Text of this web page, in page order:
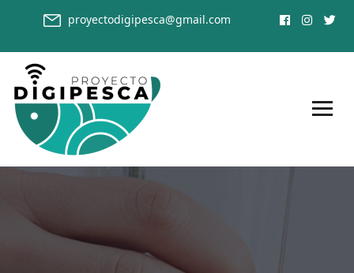
proyectodigipesca@gmail.com